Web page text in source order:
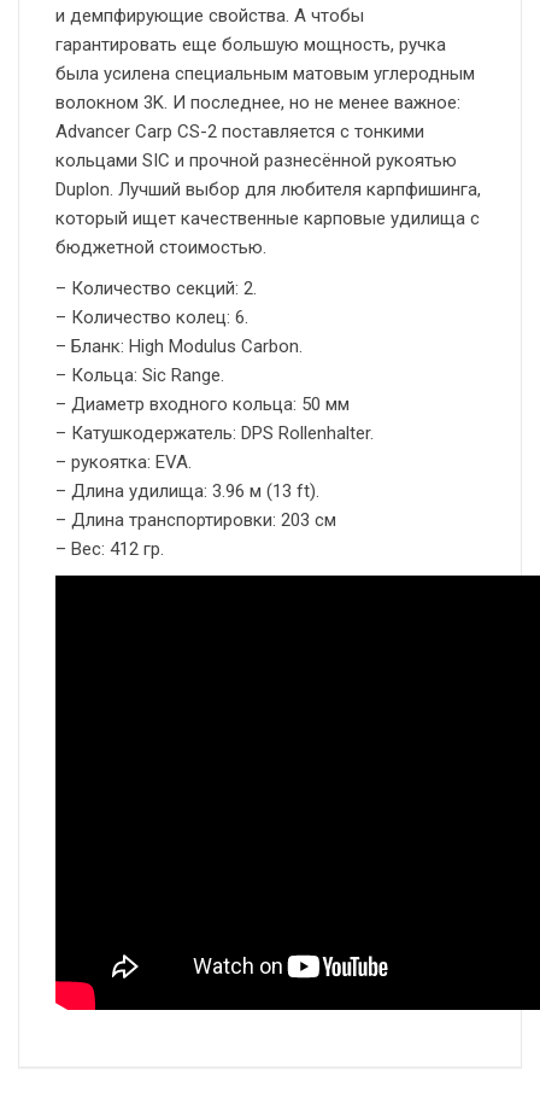
и демпфирующие свойства. А чтобы
гарантировать еще большую мощность, ручка
была усилена специальным матовым углеродным
волокном 3K. И последнее, но не менее важное:
Advancer Carp CS-2 поставляется с тонкими
кольцами SIC и прочной разнесённой рукоятью
Duplon. Лучший выбор для любителя карпфишинга,
который ищет качественные карповые удилища с
бюджетной стоимостью.
– Количество секций: 2.
– Количество колец: 6.
– Бланк: High Modulus Carbon.
– Кольца: Sic Range.
– Диаметр входного кольца: 50 мм
– Катушкодержатель: DPS Rollenhalter.
– рукоятка: EVA.
– Длина удилища: 3.96 м (13 ft).
– Длина транспортировки: 203 см
– Вес: 412 гр.